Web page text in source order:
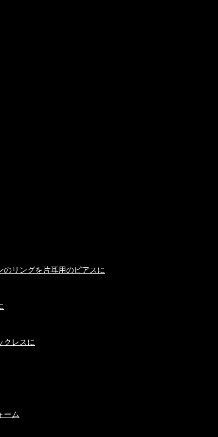
のリングを片耳用のピアスに
クレスに
ーム